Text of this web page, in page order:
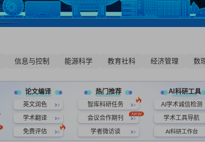
信息与控制 能源科学 教育社科 经济管理 数
论文编译
英文润色
学术翻译
免费评估
热门推荐
智库科研任务
会议合作期刊
学者微访谈
AI科研工具
AI学术诚信检测
学术工具导航
AI科研工作台